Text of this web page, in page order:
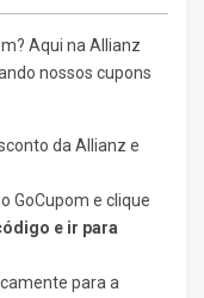
Aqui na Allianz
nossos cupons
da Allianz e
GoCupom e clique
e ir para
para a